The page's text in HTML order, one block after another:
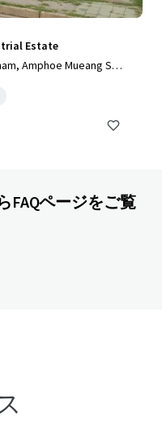
Estate
Amphoe Mueang Sa
TH
FAQページをご覧